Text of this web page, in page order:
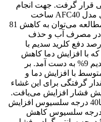
قرار گرفت. جهت انجام
آزمایش‌های از غشاء لوله‌ای پلی‌آمیدی مدل AFC40 ساخت
شرکت PCI استفاده شد. از نتایج این مطالعه می‌توان به کاهش 81
90% کاهش در مصرف آب و حذف
دفع کلرید سدیم با
با افزایش دما کاهش
نشان داد. میانگین درصد دفع کلرید سدیم 9% به دست آمد. بر
با افزایش دما و
گرفتگی برای این غشاء
افزایش فشار افزایش می‌یافت.
میانگین گرفتگی با افزایش دما از 30 تا40 درجه سلسیوس افزایش
یافت، ولی با افزایش بیشتر تا 50 درجه سلسیوس کاهش